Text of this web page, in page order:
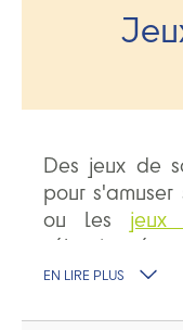
Des jeux de
pour
ou les jeux
sélectionnés
conçus: ils
EN LIRE PLUS